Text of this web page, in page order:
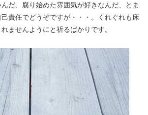
だ、腐り始めた雰囲気が好きなんだ、とま
責任でどうぞですが・・・。くれぐれも床
ませんようにと祈るばかりです。